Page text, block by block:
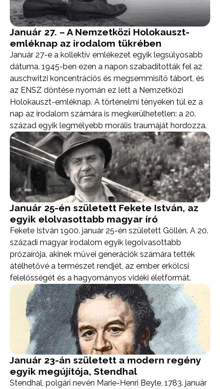
Január 27. – A Nemzetközi Holokauszt-
emléknap az irodalom tükrében
Január 27-e a kollektív emlékezet egyik legsúlyosabb
dátuma. 1945-ben ezen a napon szabadították fel az
auschwitzi koncentrációs és megsemmisítő tábort, és
az ENSZ döntése nyomán ez lett a Nemzetközi
Holokauszt-emléknap. A történelmi tényeken túl ez a
nap az irodalom számára is megkerülhetetlen: a 20.
század egyik legmélyebb morális traumáját hordozza.
Január 25-én született Fekete István, az
egyik elolvasottabb magyar író
Fekete István 1900. január 25-én született Göllén. A 20.
századi magyar irodalom egyik legolvasottabb
prózaírója, akinek művei generációk számára tették
átélhetővé a természet rendjét, az ember erkölcsi
felelősségét és a hagyományos vidéki életformát.
Január 23-án született a modern regény
egyik megújítója, Stendhal
Stendhal, polgári nevén Marie-Henri Beyle, 1783. január